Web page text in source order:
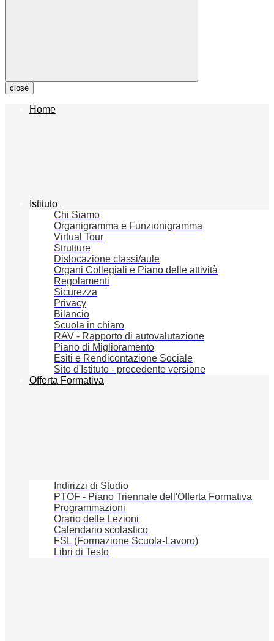
close
Home
Istituto
Chi Siamo
Organigramma e Funzionigramma
Virtual Tour
Strutture
Dislocazione classi/aule
Organi Collegiali e Piano delle attività
Regolamenti
Sicurezza
Privacy
Bilancio
Scuola in chiaro
RAV - Rapporto di autovalutazione
Piano di Miglioramento
Esiti e Rendicontazione Sociale
Sito d'Istituto - precedente versione
Offerta Formativa
Indirizzi di Studio
PTOF - Piano Triennale dell'Offerta Formativa
Programmazioni
Orario delle Lezioni
Calendario scolastico
FSL (Formazione Scuola-Lavoro)
Libri di Testo